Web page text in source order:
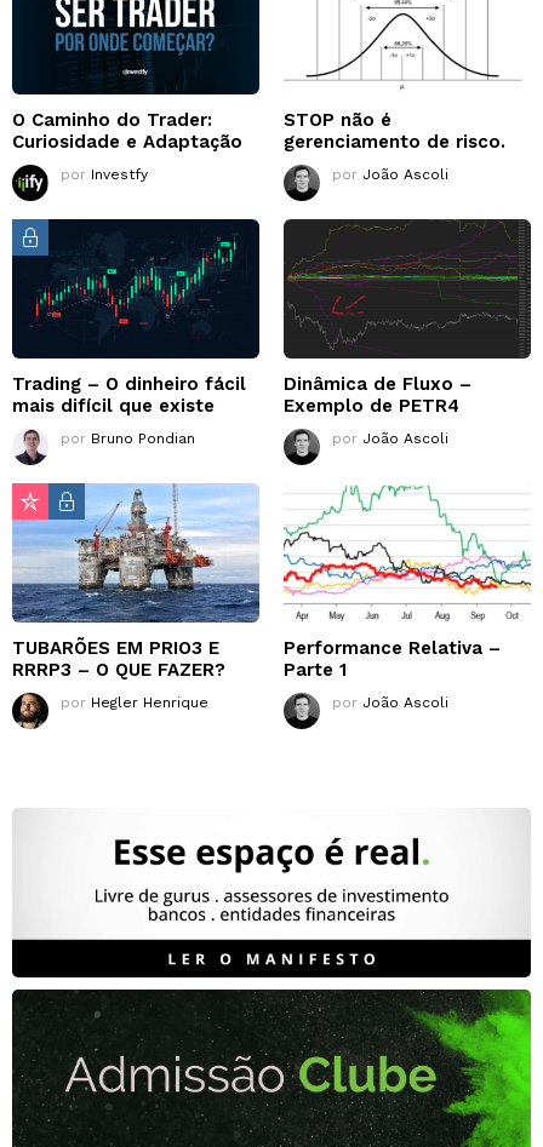
O Caminho do Trader:
Curiosidade e Adaptação
por Investfy
STOP não é
gerenciamento de risco.
por João Ascoli
Trading – O dinheiro fácil
mais difícil que existe
por Bruno Pondian
Dinâmica de Fluxo –
Exemplo de PETR4
por João Ascoli
TUBARÕES EM PRIO3 E
RRRP3 – O QUE FAZER?
por Hegler Henrique
Performance Relativa –
Parte 1
por João Ascoli